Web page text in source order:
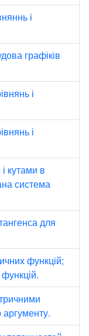
і
графіків
і
і
кутами в
система
для
функцій;